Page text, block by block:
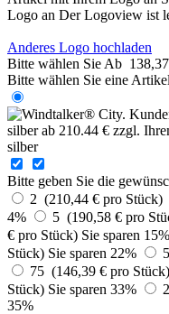
Logo an Der Logoview ist
Anderes Logo hochladen
Bitte wählen Sie Ab
Bitte wählen Sie eine
silber
Bitte geben Sie die
2 (210,44 € pro Stück)
4%
5 (190,58 € pro
€ pro Stück) Sie sparen 15%
Stück) Sie sparen 22%
75 (146,39 € pro Stück)
Stück) Sie sparen 33%
35%